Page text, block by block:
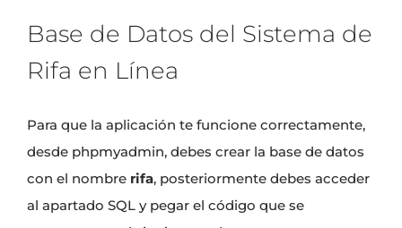
Base de Datos del Sistema de
Rifa en Línea
Para que la aplicación te funcione correctamente,
desde phpmyadmin, debes crear la base de datos
con el nombre rifa, posteriormente debes acceder
al apartado SQL y pegar el código que se